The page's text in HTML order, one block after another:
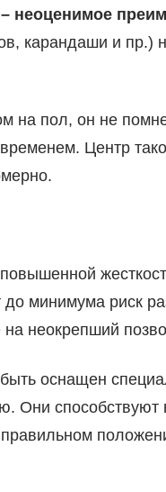
неоценимое
карандаши и пр.)
на пол, он не
Центр
до минимума риск
неокрепший
оснащен
Они